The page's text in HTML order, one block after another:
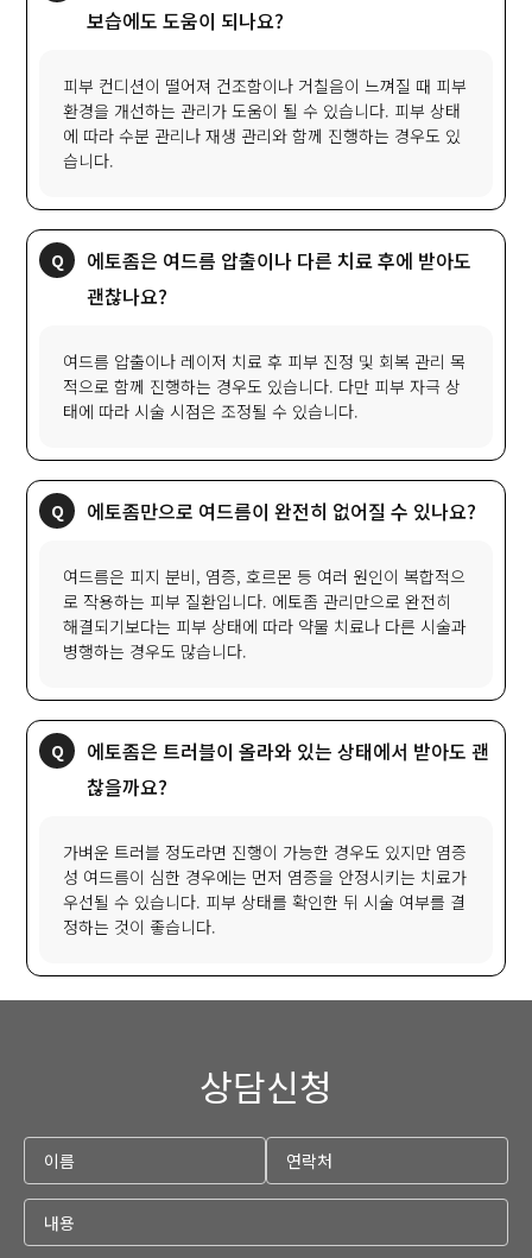
보습에도 도움이 되나요?
피부 컨디션이 떨어져 건조함이나 거칠음이 느껴질 때 피부
환경을 개선하는 관리가 도움이 될 수 있습니다. 피부 상태
에 따라 수분 관리나 재생 관리와 함께 진행하는 경우도 있
습니다.
에토좀은 여드름 압출이나 다른 치료 후에 받아도
괜찮나요?
여드름 압출이나 레이저 치료 후 피부 진정 및 회복 관리 목
적으로 함께 진행하는 경우도 있습니다. 다만 피부 자극 상
태에 따라 시술 시점은 조정될 수 있습니다.
에토좀만으로 여드름이 완전히 없어질 수 있나요?
여드름은 피지 분비, 염증, 호르몬 등 여러 원인이 복합적으
로 작용하는 피부 질환입니다. 에토좀 관리만으로 완전히
해결되기보다는 피부 상태에 따라 약물 치료나 다른 시술과
병행하는 경우도 많습니다.
에토좀은 트러블이 올라와 있는 상태에서 받아도 괜
찮을까요?
가벼운 트러블 정도라면 진행이 가능한 경우도 있지만 염증
성 여드름이 심한 경우에는 먼저 염증을 안정시키는 치료가
우선될 수 있습니다. 피부 상태를 확인한 뒤 시술 여부를 결
정하는 것이 좋습니다.
상담신청